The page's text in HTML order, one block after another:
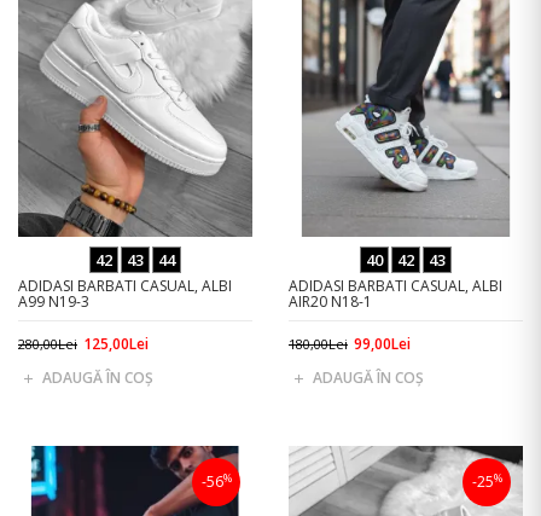
42 43 44
ADIDASI BARBATI CASUAL, ALBI
A99 N19-3
280,00Lei 125,00Lei
ADAUGĂ ÎN COŞ
40 42 43
ADIDASI BARBATI CASUAL, ALBI
AIR20 N18-1
180,00Lei 99,00Lei
ADAUGĂ ÎN COŞ
-56% -25%